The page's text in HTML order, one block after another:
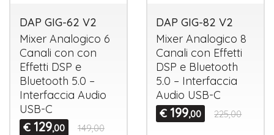
DAP GIG-62 V2
Mixer Analogico 6
Canali con con
Effetti DSP e
Bluetooth 5.0 –
Interfaccia Audio
USB-C
€ 129,00 149,00
DAP GIG-82 V2
Mixer Analogico 8
Canali con Effetti
DSP e Bluetooth
5.0 – Interfaccia
Audio USB-C
€ 199,00 225,00